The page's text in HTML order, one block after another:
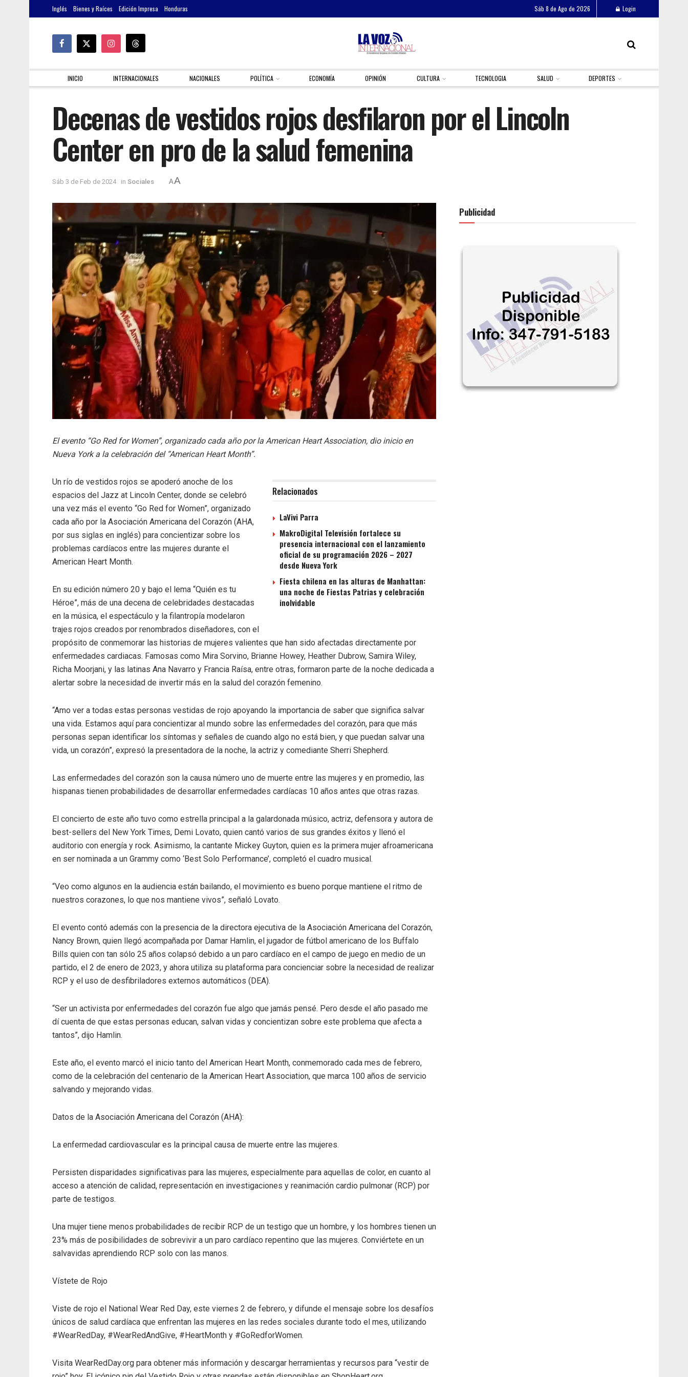
Inglés Bienes y Raíces Edición Impresa Honduras Sáb 8 de Ago de 2026 Login
INICIO INTERNACIONALES NACIONALES POLÍTICA ECONOMÍA OPINIÓN CULTURA TECNOLOGIA SALUD DEPORTES
Decenas de vestidos rojos desfilaron por el Lincoln
Center en pro de la salud femenina
Sáb 3 de Feb de 2024 in Sociales AA
El evento “Go Red for Women”, organizado cada año por la American Heart Association, dio inicio en
Nueva York a la celebración del “American Heart Month”.
Relacionados
LaVivi Parra
MakroDigital Televisión fortalece su
presencia internacional con el lanzamiento
oficial de su programación 2026 – 2027
desde Nueva York
Fiesta chilena en las alturas de Manhattan:
una noche de Fiestas Patrias y celebración
inolvidable
Un río de vestidos rojos se apoderó anoche de los
espacios del Jazz at Lincoln Center, donde se celebró
una vez más el evento “Go Red for Women”, organizado
cada año por la Asociación Americana del Corazón (AHA,
por sus siglas en inglés) para concientizar sobre los
problemas cardíacos entre las mujeres durante el
American Heart Month.
En su edición número 20 y bajo el lema “Quién es tu
Héroe”, más de una decena de celebridades destacadas
en la música, el espectáculo y la filantropía modelaron
trajes rojos creados por renombrados diseñadores, con el
propósito de conmemorar las historias de mujeres valientes que han sido afectadas directamente por
enfermedades cardiacas. Famosas como Mira Sorvino, Brianne Howey, Heather Dubrow, Samira Wiley,
Richa Moorjani, y las latinas Ana Navarro y Francia Raísa, entre otras, formaron parte de la noche dedicada a
alertar sobre la necesidad de invertir más en la salud del corazón femenino.
“Amo ver a todas estas personas vestidas de rojo apoyando la importancia de saber que significa salvar
una vida. Estamos aquí para concientizar al mundo sobre las enfermedades del corazón, para que más
personas sepan identificar los síntomas y señales de cuando algo no está bien, y que puedan salvar una
vida, un corazón”, expresó la presentadora de la noche, la actriz y comediante Sherri Shepherd.
Las enfermedades del corazón son la causa número uno de muerte entre las mujeres y en promedio, las
hispanas tienen probabilidades de desarrollar enfermedades cardíacas 10 años antes que otras razas.
El concierto de este año tuvo como estrella principal a la galardonada músico, actriz, defensora y autora de
best-sellers del New York Times, Demi Lovato, quien cantó varios de sus grandes éxitos y llenó el
auditorio con energía y rock. Asimismo, la cantante Mickey Guyton, quien es la primera mujer afroamericana
en ser nominada a un Grammy como ‘Best Solo Performance’, completó el cuadro musical.
“Veo como algunos en la audiencia están bailando, el movimiento es bueno porque mantiene el ritmo de
nuestros corazones, lo que nos mantiene vivos”, señaló Lovato.
El evento contó además con la presencia de la directora ejecutiva de la Asociación Americana del Corazón,
Nancy Brown, quien llegó acompañada por Damar Hamlin, el jugador de fútbol americano de los Buffalo
Bills quien con tan sólo 25 años colapsó debido a un paro cardíaco en el campo de juego en medio de un
partido, el 2 de enero de 2023, y ahora utiliza su plataforma para concienciar sobre la necesidad de realizar
RCP y el uso de desfibriladores externos automáticos (DEA).
“Ser un activista por enfermedades del corazón fue algo que jamás pensé. Pero desde el año pasado me
dí cuenta de que estas personas educan, salvan vidas y concientizan sobre este problema que afecta a
tantos”, dijo Hamlin.
Este año, el evento marcó el inicio tanto del American Heart Month, conmemorado cada mes de febrero,
como de la celebración del centenario de la American Heart Association, que marca 100 años de servicio
salvando y mejorando vidas.
Datos de la Asociación Americana del Corazón (AHA):
La enfermedad cardiovascular es la principal causa de muerte entre las mujeres.
Persisten disparidades significativas para las mujeres, especialmente para aquellas de color, en cuanto al
acceso a atención de calidad, representación en investigaciones y reanimación cardio pulmonar (RCP) por
parte de testigos.
Una mujer tiene menos probabilidades de recibir RCP de un testigo que un hombre, y los hombres tienen un
23% más de posibilidades de sobrevivir a un paro cardíaco repentino que las mujeres. Conviértete en un
salvavidas aprendiendo RCP solo con las manos.
Vístete de Rojo
Viste de rojo el National Wear Red Day, este viernes 2 de febrero, y difunde el mensaje sobre los desafíos
únicos de salud cardíaca que enfrentan las mujeres en las redes sociales durante todo el mes, utilizando
#WearRedDay, #WearRedAndGive, #HeartMonth y #GoRedforWomen.
Visita WearRedDay.org para obtener más información y descargar herramientas y recursos para “vestir de
Publicidad